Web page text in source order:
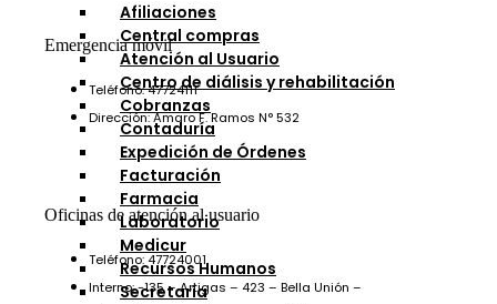
Afiliaciones
Central compras
Atención al Usuario
Centro de diálisis y rehabilitación
Cobranzas
Contaduría
Expedición de Órdenes
Facturación
Farmacia
Laboratorio
Medicur
Recursos Humanos
Secretaría
Emergencia móvil
Teléfono: 47724111
Dirección: Amaro F. Ramos N° 532
Oficinas de atención al usuario
Teléfono: 47724001
Interno: -135 – Artigas – 423 – Bella Unión –